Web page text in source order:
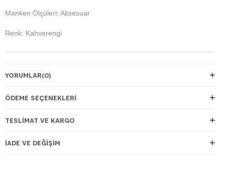
Manken Ölçüleri: Aksesuar
Renk: Kahverengi
YORUMLAR(0)
ÖDEME SEÇENEKLERI
TESLIMAT VE KARGO
İADE VE DEĞIŞIM